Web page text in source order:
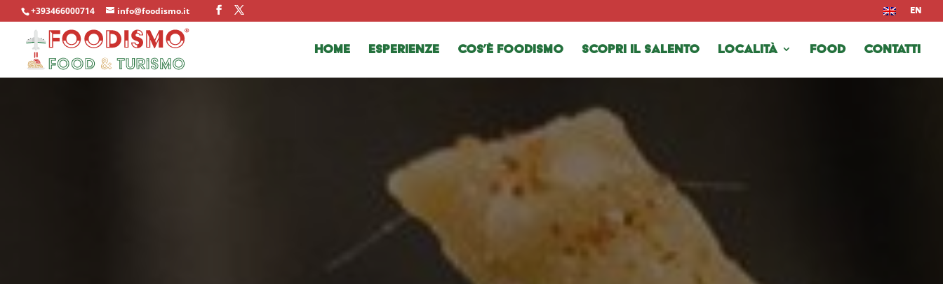
+393466000714 info@foodismo.it EN
HOME Esperienze Cos’è Foodismo Scopri il Salento Località Food Contatti